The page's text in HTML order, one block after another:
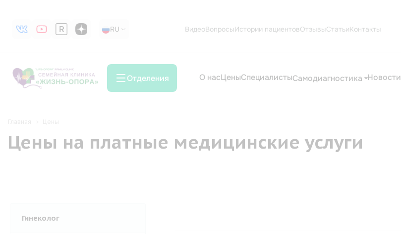
RU
RU ВидеоВопросыИстории пациентовОтзывыСтатьиКонтакты
Отделения О насЦеныСпециалистыСамодиагностика Новости
Цены на платные медицинские услуги
Гинеколог